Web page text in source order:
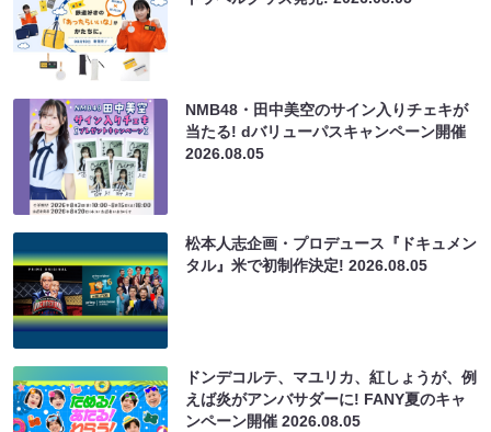
NMB48・田中美空のサイン入りチェキが
当たる! dバリューパスキャンペーン開催
2026.08.05
松本人志企画・プロデュース『ドキュメン
タル』米で初制作決定!2026.08.05
ドンデコルテ、マユリカ、紅しょうが、例
えば炎がアンバサダーに! FANY夏のキャ
ンペーン開催2026.08.05